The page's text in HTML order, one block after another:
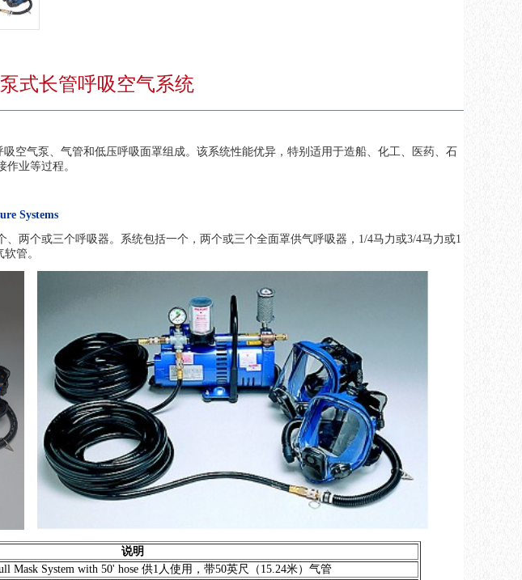
泵式长管呼吸空气系统
空气泵、气管和低压呼吸面罩组成。该系统性能优异，特别适用于造船、化工、医药、石
业等过程。
Systems
两个或三个呼吸器。系统包括一个，两个或三个全面罩供气呼吸器，1/4马力或3/4马力或1
管。
说明
Mask System with 50' hose 供1人使用，带50英尺（15.24米）气管